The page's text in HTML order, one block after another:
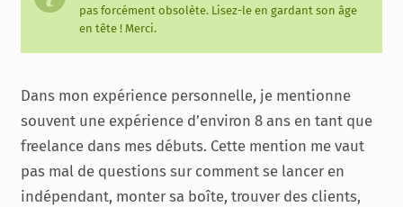
pas forcément obsolète. Lisez-le en gardant son âge
en tête ! Merci.
Dans mon expérience personnelle, je mentionne
souvent une expérience d’environ 8 ans en tant que
freelance dans mes débuts. Cette mention me vaut
pas mal de questions sur comment se lancer en
indépendant, monter sa boîte, trouver des clients,